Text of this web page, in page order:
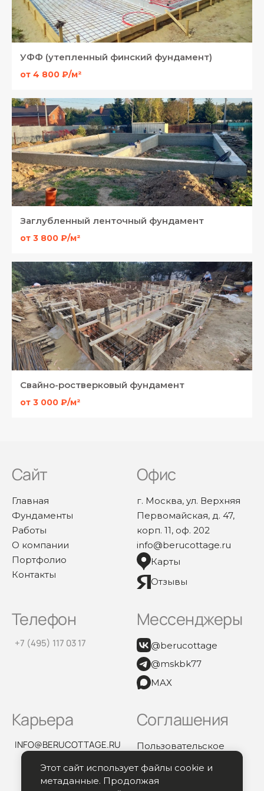
Этот сайт использует файлы cookie и
метаданные. Продолжая
УФФ (утепленный финский фундамент)
от 4 800 ₽/м²
Заглубленный ленточный фундамент
от 3 800 ₽/м²
Свайно-ростверковый фундамент
от 3 000 ₽/м²
Сайт
Главная
Фундаменты
Работы
О компании
Портфолио
Контакты
Офис
г. Москва, ул. Верхняя
Первомайская, д. 47,
корп. 11, оф. 202
info@berucottage.ru
Карты
Отзывы
Телефон
+7 (495) 117 03 17
Мессенджеры
@berucottage
@mskbk77
MAX
Карьера
INFO@BERUCOTTAGE.RU
Соглашения
Пользовательское
Политика